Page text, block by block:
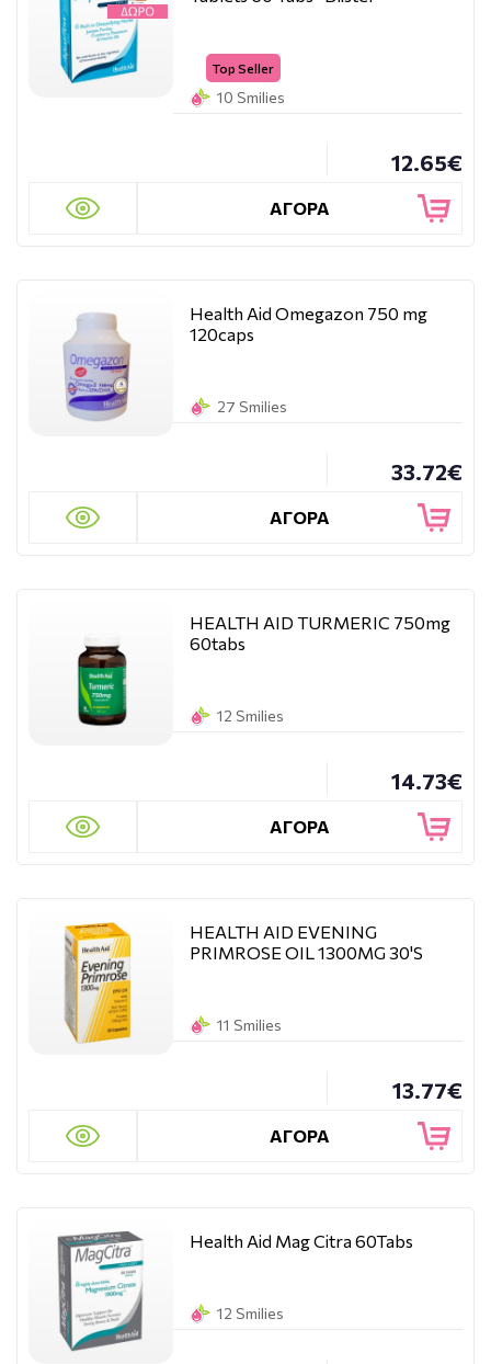
Top Seller
10 Smilies
12.65€
ΑΓΟΡΑ
Health Aid Omegazon 750 mg
120caps
27 Smilies
33.72€
ΑΓΟΡΑ
HEALTH AID TURMERIC 750mg
60tabs
12 Smilies
14.73€
ΑΓΟΡΑ
HEALTH AID EVENING
PRIMROSE OIL 1300MG 30'S
11 Smilies
13.77€
ΑΓΟΡΑ
Health Aid Mag Citra 60Tabs
12 Smilies